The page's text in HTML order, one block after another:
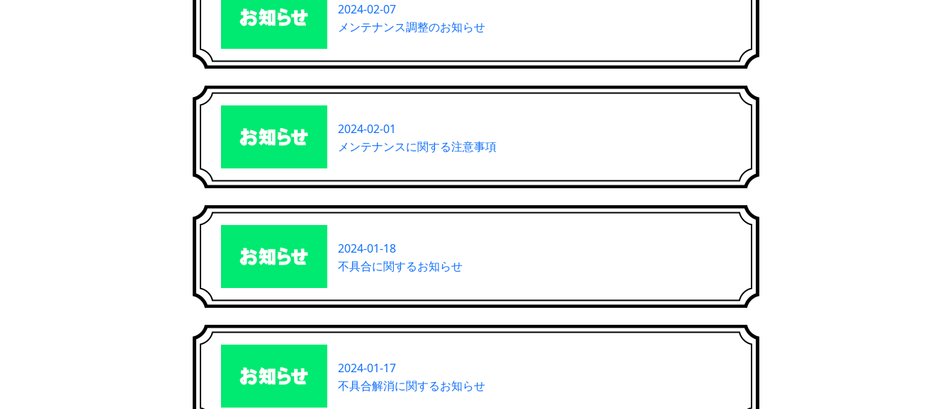
2024-02-07
メンテナンス調整のお知らせ
2024-02-01
メンテナンスに関する注意事項
2024-01-18
不具合に関するお知らせ
2024-01-17
不具合解消に関するお知らせ